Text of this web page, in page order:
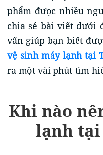
phẩm được nhiều
chia sẻ bài viết dưới
vấn giúp bạn biết
vệ sinh máy lạnh tại
ra một vài phút tìm
Khi nào
lạnh